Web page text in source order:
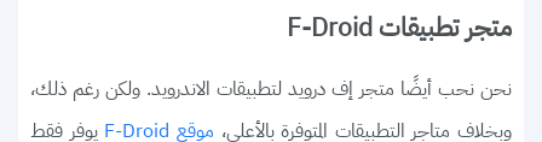
متجر تطبيقات F-Droid
نحن نحب أيضًا متجر إف درويد لتطبيقات الاندرويد. ولكن رغم ذلك،
وبخلاف متاجر التطبيقات المتوفرة بالأعلى، موقع F-Droid
يوفر فقط